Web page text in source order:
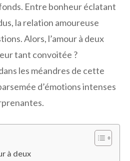
Entre bonheur éclatant
la relation amoureuse
Alors, l’amour à deux
tant convoitée ?
les méandres de cette
d’émotions intenses
à deux